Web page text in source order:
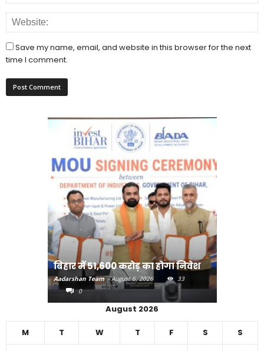
Save my name, email, and website in this browser for the next
time I comment.
बिहार में 51,600 करोड़ का होगा निवेश
Aadarshan Team - August 6, 2026
33
0
August 2026
M T W T F S S